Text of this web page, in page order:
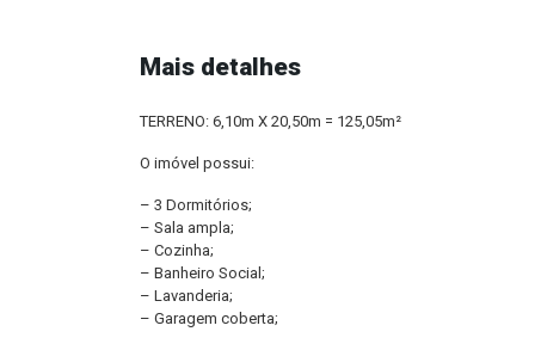
Mais detalhes
TERRENO: 6,10m X 20,50m = 125,05m²
O imóvel possui:
– 3 Dormitórios;
– Sala ampla;
– Cozinha;
– Banheiro Social;
– Lavanderia;
– Garagem coberta;